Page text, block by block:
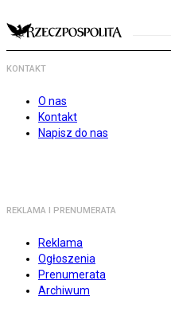
KONTAKT
O nas
Kontakt
Napisz do nas
REKLAMA I PRENUMERATA
Reklama
Ogłoszenia
Prenumerata
Archiwum